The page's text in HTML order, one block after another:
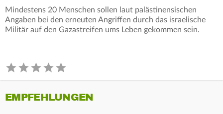
Mindestens 20 Menschen sollen laut palästinensischen
Angaben bei den erneuten Angriffen durch das israelische
Militär auf den Gazastreifen ums Leben gekommen sein.
EMPFEHLUNGEN